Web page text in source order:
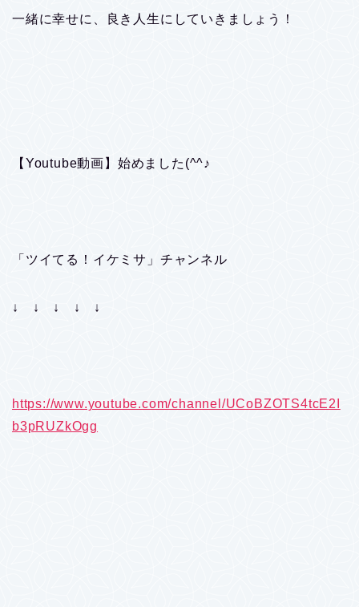
一緒に幸せに、良き人生にしていきましょう！
【Youtube動画】始めました(^^♪
「ツイてる！イケミサ」チャンネル
↓ ↓ ↓ ↓ ↓
https://www.youtube.com/channel/UCoBZOTS4tcE2I
b3pRUZkOgg